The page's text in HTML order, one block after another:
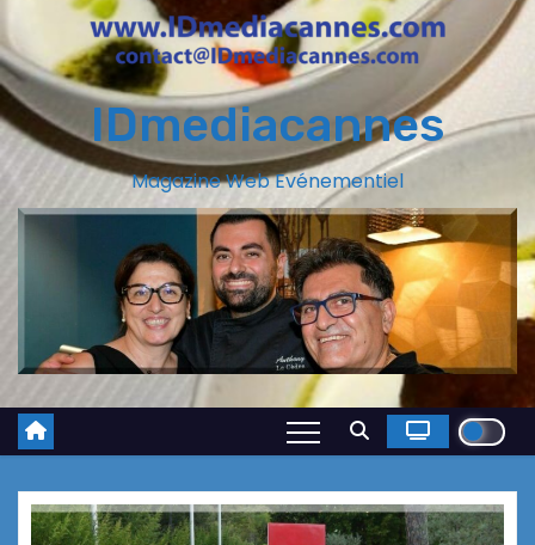
IDmediacannes
Magazine Web Evénementiel